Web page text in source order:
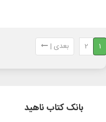
1
2 بعدی |
بانک کتاب ناهید